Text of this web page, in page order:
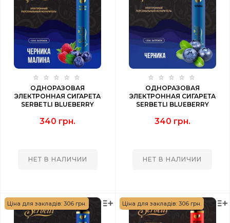
ОДНОРАЗОВАЯ
ЭЛЕКТРОННАЯ СИГАРЕТА
SERBETLI BLUEBERRY
МАЛИНА) 1200 PUFF
340 грн.
НЕТ В НАЛИЧИИ
ОДНОРАЗОВАЯ
ЭЛЕКТРОННАЯ СИГАРЕТА
SERBETLI BLUEBERRY
340 грн.
НЕТ В НАЛИЧИИ
Ціна для закладів: 306 грн. Ціна для закладів: 306 грн.